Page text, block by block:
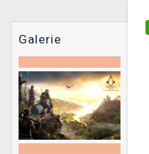
Galerie